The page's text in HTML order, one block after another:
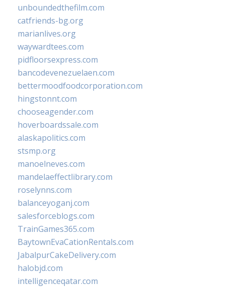
unboundedthefilm.com
catfriends-bg.org
marianlives.org
waywardtees.com
pidfloorsexpress.com
bancodevenezuelaen.com
bettermoodfoodcorporation.com
hingstonnt.com
chooseagender.com
hoverboardssale.com
alaskapolitics.com
stsmp.org
manoelneves.com
mandelaeffectlibrary.com
roselynns.com
balanceyoganj.com
salesforceblogs.com
TrainGames365.com
BaytownEvaCationRentals.com
JabalpurCakeDelivery.com
halobjd.com
intelligenceqatar.com